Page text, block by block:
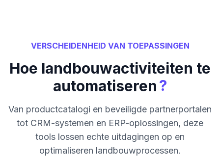
VERSCHEIDENHEID VAN TOEPASSINGEN
Hoe landbouwactiviteiten te
automatiseren?
Van productcatalogi en beveiligde partnerportalen
tot CRM-systemen en ERP-oplossingen, deze
tools lossen echte uitdagingen op en
optimaliseren landbouwprocessen.